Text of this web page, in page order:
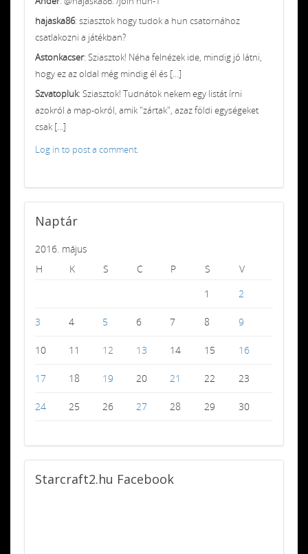
hajaska86: sziasztok hogy tudok a hun csatornához
csatlakozni a játékban?
Astonkacser: Sziasztok! Néha felnézek ide, mindig jó látni,
hogy ez az oldal még mindig él és [...]
Szvatopluk: Sziasztok! Tudnátok nekem egy listát írni
azokról a map-okról, amik "zártak", azaz földi egységeket
csak [...]
Log in to post a comment.
Naptár
2016. május
H
K S C P S
V
1
2
3 4 5 6 7 8 9
10 11 12 13 14 15 16
17 18 19 20 21 22 23
24 25 26 27 28 29 30
Starcraft2.hu Facebook